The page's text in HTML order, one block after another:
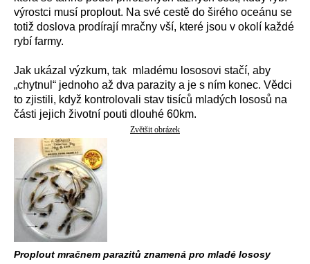
výrostci musí proplout. Na své cestě do širého oceánu se
totiž doslova prodírají mračny vší, které jsou v okolí každé
rybí farmy.
Jak ukázal výzkum, tak mladému lososovi stačí, aby
„chytnul“ jednoho až dva parazity a je s ním konec. Vědci
to zjistili, když kontrolovali stav tisíců mladých lososů na
části jejich životní pouti dlouhé 60km.
Zvětšit obrázek
Proplout mračnem parazitů znamená pro mladé lososy